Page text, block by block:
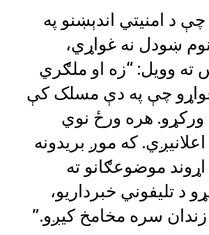
د امنیتي اندېښنو په
ښودل نه غواړي،
وویل: “زه او ملګري
چې په دې مسلک کې
ورکړو. هره ورځ نوي
که موږ بریدونه
اړوند موضوعګانو ته
د تلیفوني خبرداریو،
زندان سره مخامخ کیږو.”